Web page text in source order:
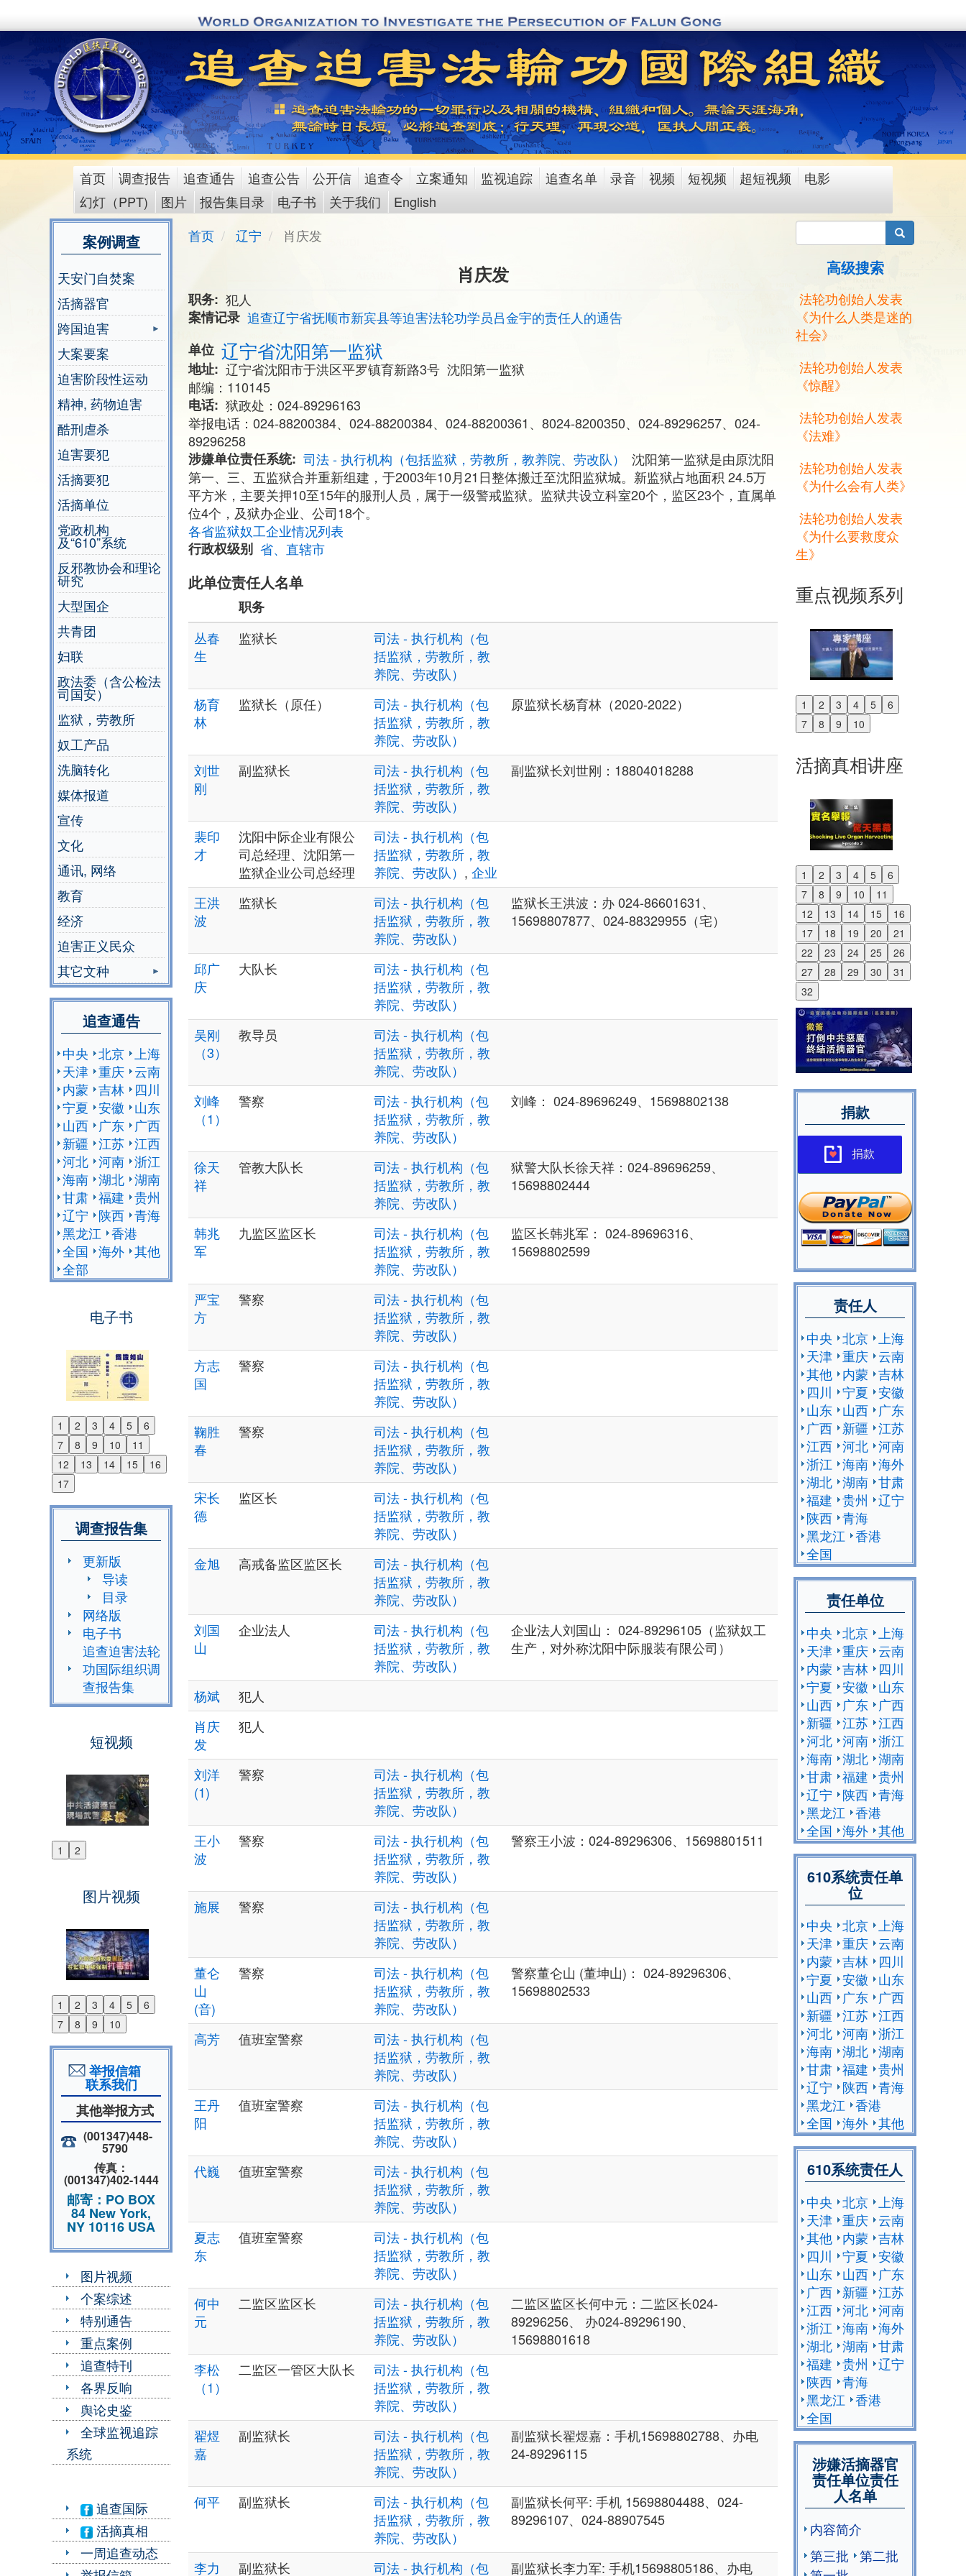
to
content
main
menu
首页 调查报告 追查通告 追查公告 公开信 追查令 立案通知 监视追踪 追查名单 录音 视频 短视频 超短视频
电影
幻灯（PPT)
图片 报告集目录 电子书 关于我们 English
案例调查
天安门自焚案
活摘器官
跨国迫害
大案要案
迫害阶段性运动
精神, 药物迫害
酷刑虐杀
迫害要犯
活摘要犯
活摘单位
党政机构
及“610”系统
反邪教协会和理论
研究
大型国企
共青团
妇联
政法委（含公检法
司国安）
监狱，劳教所
奴工产品
洗脑转化
媒体报道
宣传
文化
通讯, 网络
教育
经济
迫害正义民众
其它文种
追查通告
中央 北京 上海
天津 重庆 云南
内蒙 吉林
四川
宁夏 安徽
山东
山西
广东
广西
新疆 江苏 江西
河北 河南 浙江
海南 湖北 湖南
甘肃 福建 贵州
辽宁
陕西 青海
黑龙江 香港
全国 海外 其他
全部
电子书
1 2 3 4 5
6
7
8 9 10
11
12
13 14 15
16
17
Previous
Next
调查报告集
更新版
导读
目录
网络版
电子书
追查迫害法轮
功国际组织调
查报告集
短视频
1 2
Previous
图片视频
1 2 3 4 5
6
7
8 9 10
Previous
Next
举报信箱
联系我们
其他举报方式
(001347)448-
5790
传真：
(001347)402-1444
邮寄：PO BOX
84 New York,
NY 10116 USA
图片视频
个案综述
特别通告
重点案例
追查特刊
各界反响
舆论史鉴
全球监视追踪
系统
追查国际
活摘真相
一周追查动态
首页 辽宁 肖庆发
肖庆发
职务
犯人
案情记录 追查辽宁省抚顺市新宾县等迫害法轮功学员吕金宇的责任人的通告
单位 辽宁省沈阳第一监狱
地址
辽宁省沈阳市于洪区平罗镇育新路3号 沈阳第一监狱
邮编：110145
电话
狱政处：024-89296163
举报电话：024-88200384、024-88200384、024-88200361、8024-8200350、024-89296257、024-
89296258
涉嫌单位责任系统
司法 - 执行机构（包括监狱，劳教所，教养院、劳改队）
沈阳第一监狱是由原沈阳
第一、三、五监狱合并重新组建，于2003年10月21日整体搬迁至沈阳监狱城。新监狱占地面积 24.5万
平方米，主要关押10至15年的服刑人员，属于一级警戒监狱。监狱共设立科室20个，监区23个，直属单
位4个，及狱办企业、公司18个。
各省监狱奴工企业情况列表
行政权级别 省、直辖市
此单位责任人名单
职务
丛春
生
监狱长
司法 - 执行机构（包
括监狱，劳教所，教
养院、劳改队）
杨育
林
监狱长（原任）
司法 - 执行机构（包
括监狱，劳教所，教
养院、劳改队）
原监狱长杨育林（2020-2022）
刘世
刚
副监狱长
司法 - 执行机构（包
括监狱，劳教所，教
养院、劳改队）
副监狱长刘世刚：18804018288
裴印
才
沈阳中际企业有限公
司总经理、沈阳第一
监狱企业公司总经理
司法 - 执行机构（包
括监狱，劳教所，教
养院、劳改队） , 企业
王洪
波
监狱长
司法 - 执行机构（包
括监狱，劳教所，教
养院、劳改队）
监狱长王洪波：办 024-86601631、
15698807877、024-88329955（宅）
邱广
庆
大队长
司法 - 执行机构（包
括监狱，劳教所，教
养院、劳改队）
吴刚
（3）
教导员
司法 - 执行机构（包
括监狱，劳教所，教
养院、劳改队）
刘峰
（1）
警察
司法 - 执行机构（包
括监狱，劳教所，教
养院、劳改队）
刘峰： 024-89696249、15698802138
徐天
祥
管教大队长
司法 - 执行机构（包
括监狱，劳教所，教
养院、劳改队）
狱警大队长徐天祥：024-89696259、
15698802444
韩兆
军
九监区监区长
司法 - 执行机构（包
括监狱，劳教所，教
养院、劳改队）
监区长韩兆军： 024-89696316、
15698802599
严宝
方
警察
司法 - 执行机构（包
括监狱，劳教所，教
养院、劳改队）
方志
国
警察
司法 - 执行机构（包
括监狱，劳教所，教
养院、劳改队）
鞠胜
春
警察
司法 - 执行机构（包
括监狱，劳教所，教
养院、劳改队）
宋长
德
监区长
司法 - 执行机构（包
括监狱，劳教所，教
养院、劳改队）
金旭
高戒备监区监区长
司法 - 执行机构（包
括监狱，劳教所，教
养院、劳改队）
刘国
山
企业法人
司法 - 执行机构（包
括监狱，劳教所，教
养院、劳改队）
企业法人刘国山： 024-89296105（监狱奴工
生产，对外称沈阳中际服装有限公司）
杨斌
犯人
肖庆
发
犯人
刘洋
(1)
警察
司法 - 执行机构（包
括监狱，劳教所，教
养院、劳改队）
王小
波
警察
司法 - 执行机构（包
括监狱，劳教所，教
养院、劳改队）
警察王小波：024-89296306、15698801511
施展 警察
司法 - 执行机构（包
括监狱，劳教所，教
养院、劳改队）
董仑
山
(音)
警察
司法 - 执行机构（包
括监狱，劳教所，教
养院、劳改队）
警察董仑山 (董坤山)： 024-89296306、
15698802533
高芳 值班室警察
司法 - 执行机构（包
括监狱，劳教所，教
养院、劳改队）
王丹
阳
值班室警察
司法 - 执行机构（包
括监狱，劳教所，教
养院、劳改队）
代巍
值班室警察
司法 - 执行机构（包
括监狱，劳教所，教
养院、劳改队）
夏志
东
值班室警察
司法 - 执行机构（包
括监狱，劳教所，教
养院、劳改队）
何中
元
二监区监区长
司法 - 执行机构（包
括监狱，劳教所，教
养院、劳改队）
二监区监区长何中元：二监区长024-
89296256、 办024-89296190、
15698801618
李松
（1）
二监区一管区大队长
司法 - 执行机构（包
括监狱，劳教所，教
养院、劳改队）
翟煜
嘉
副监狱长
司法 - 执行机构（包
括监狱，劳教所，教
养院、劳改队）
副监狱长翟煜嘉：手机15698802788、办电
24-89296115
何平 副监狱长
司法 - 执行机构（包
括监狱，劳教所，教
养院、劳改队）
副监狱长何平: 手机 15698804488、024-
89296107、024-88907545
李力 副监狱长 司法 - 执行机构（包 副监狱长李力军: 手机15698805186、办电
搜索
高级搜索
法轮功创始人发表
《为什么人类是迷的
社会》
法轮功创始人发表
《惊醒》
法轮功创始人发表
《法难》
法轮功创始人发表
《为什么会有人类》
法轮功创始人发表
《为什么要救度众
生》
重点视频系列
1 2 3 4 5
6
7
8 9 10
Previous
Next
活摘真相讲座
1 2 3 4 5
6
7
8 9 10
11
12
13 14 15
16
17
18 19 20
21
22
23 24 25
26
27
28 29 30
31
32
Previous
Next
捐款
捐款
责任人
中央 北京
上海
天津 重庆 云南
其他 内蒙 吉林
四川
宁夏 安徽
山东 山西
广东
广西 新疆 江苏
江西 河北 河南
浙江 海南 海外
湖北 湖南 甘肃
福建 贵州
辽宁
陕西 青海
黑龙江 香港
全国
责任单位
中央 北京
上海
天津 重庆 云南
内蒙 吉林
四川
宁夏 安徽
山东
山西
广东
广西
新疆 江苏 江西
河北 河南 浙江
海南 湖北 湖南
甘肃 福建 贵州
辽宁
陕西 青海
黑龙江 香港
全国 海外 其他
610系统责任单
位
中央 北京
上海
天津 重庆 云南
内蒙 吉林
四川
宁夏 安徽
山东
山西
广东
广西
新疆 江苏 江西
河北 河南 浙江
海南 湖北 湖南
甘肃 福建 贵州
辽宁
陕西 青海
黑龙江 香港
全国 海外 其他
610系统责任人
中央 北京
上海
天津 重庆 云南
其他 内蒙 吉林
四川
宁夏 安徽
山东 山西
广东
广西 新疆 江苏
江西 河北 河南
浙江 海南 海外
湖北 湖南 甘肃
福建 贵州
辽宁
陕西 青海
黑龙江 香港
全国
涉嫌活摘器官
责任单位责任
人名单
内容简介
第三批
第二批